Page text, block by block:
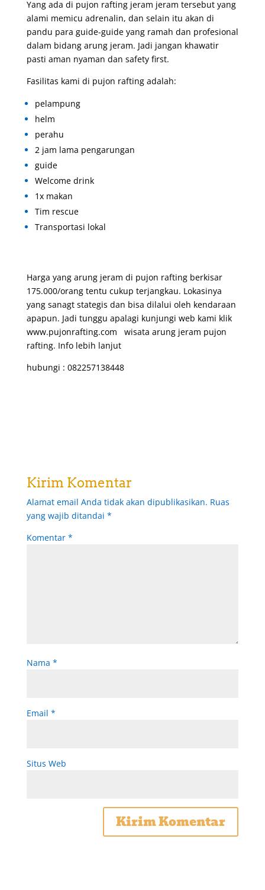
Yang ada di pujon rafting jeram jeram tersebut yang
alami memicu adrenalin, dan selain itu akan di
pandu para guide-guide yang ramah dan profesional
dalam bidang arung jeram. Jadi jangan khawatir
pasti aman nyaman dan safety first.
Fasilitas kami di pujon rafting adalah:
pelampung
helm
perahu
2 jam lama pengarungan
guide
Welcome drink
1x makan
Tim rescue
Transportasi lokal
Harga yang arung jeram di pujon rafting berkisar
175.000/orang tentu cukup terjangkau. Lokasinya
yang sanagt stategis dan bisa dilalui oleh kendaraan
apapun. Jadi tunggu apalagi kunjungi web kami klik
www.pujonrafting.com wisata arung jeram pujon
rafting. Info lebih lanjut
hubungi : 082257138448
Kirim Komentar
Alamat email Anda tidak akan dipublikasikan. Ruas
yang wajib ditandai *
Komentar *
Nama *
Email *
Situs Web